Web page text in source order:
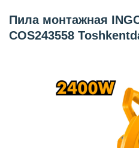
Пила монтажная
COS243558